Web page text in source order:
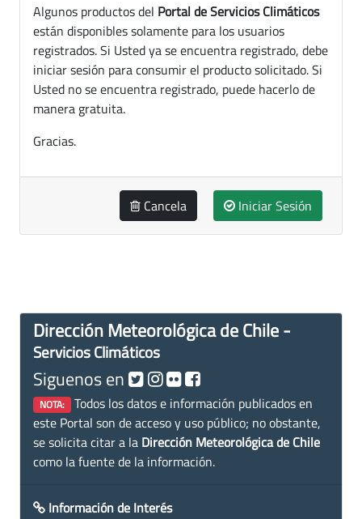
Algunos productos del Portal de Servicios Climáticos
están disponibles solamente para los usuarios
registrados. Si Usted ya se encuentra registrado, debe
iniciar sesión para consumir el producto solicitado. Si
Usted no se encuentra registrado, puede hacerlo de
manera gratuita.
Gracias.
Cancela Iniciar Sesión
Dirección Meteorológica de Chile -
Servicios Climáticos
Siguenos en
NOTA: Todos los datos e información publicados en
este Portal son de acceso y uso público; no obstante,
se solicita citar a la Dirección Meteorológica de Chile
como la fuente de la información.
Información de Interés